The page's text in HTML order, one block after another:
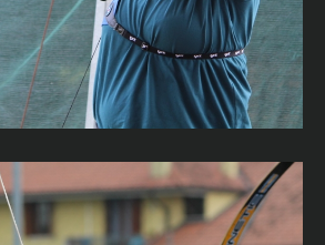
Password
dimenticata?